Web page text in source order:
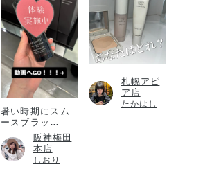
暑い時期にスム
ースブラッ
ク！！！阪神梅田
本店
しおり
札幌アピ
ア店
たかはし